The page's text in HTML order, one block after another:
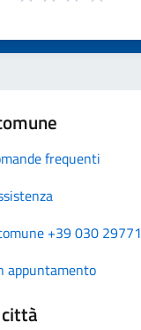
frequenti
+39 030 29771
appuntamento